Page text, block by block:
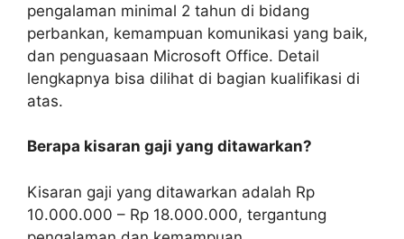
pengalaman minimal 2 tahun di bidang
perbankan, kemampuan komunikasi yang baik,
dan penguasaan Microsoft Office. Detail
lengkapnya bisa dilihat di bagian kualifikasi di
atas.
Berapa kisaran gaji yang ditawarkan?
Kisaran gaji yang ditawarkan adalah Rp
10.000.000 – Rp 18.000.000, tergantung